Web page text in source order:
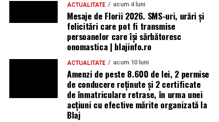
ACTUALITATE acum 4 luni
Mesaje de Florii 2026. SMS-uri, urări și
felicitări care pot fi transmise
persoanelor care îşi sărbătoresc
onomastica | blajinfo.ro
ACTUALITATE acum 10 luni
Amenzi de peste 8.600 de lei, 2 permise
de conducere reținute și 2 certificate
de înmatriculare retrase, în urma unei
acțiuni cu efective mărite organizată la
Blaj